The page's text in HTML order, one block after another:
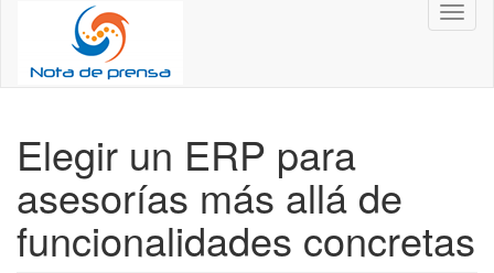
Elegir un ERP para
asesorías más allá de
funcionalidades concretas